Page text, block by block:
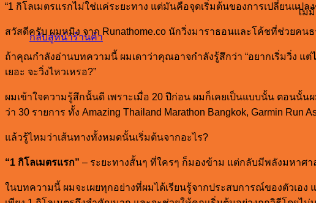
ไม่
กลับสู่หน้าร้านค้า
“1 กิโลเมตรแรกไม่ใช่แค่ระยะทาง แต่มันคือจุดเริ่มต้นของการเปลี่ยนแป
สวัสดีครับ ผมหมิง จาก Runathome.co นักวิ่งมาราธอนและโค้ชที่ช่วยค
ถ้าคุณกำลังอ่านบทความนี้ ผมเดาว่าคุณอาจกำลังรู้สึกว่า “อยากเริ่มวิ่ง แต่ไ
เยอะ จะวิ่งไหวเหรอ?”
ผมเข้าใจความรู้สึกนั้นดี เพราะเมื่อ 20 ปีก่อน ผมก็เคยเป็นแบบนั้น ตอน
ว่า 30 รายการ ทั้ง Amazing Thailand Marathon Bangkok, Garmin Run
แล้วรู้ไหมว่าเส้นทางทั้งหมดนั้นเริ่มต้นจากอะไร?
“1 กิโลเมตรแรก” – ระยะทางสั้นๆ ที่ใครๆ ก็มองข้าม แต่กลับมีพลังมหาศา
ในบทความนี้ ผมจะเผยทุกอย่างที่ผมได้เรียนรู้จากประสบการณ์ของตัวเอ